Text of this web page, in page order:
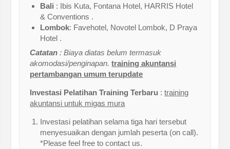
Bali : Ibis Kuta, Fontana Hotel, HARRIS Hotel
& Conventions .
Lombok: Favehotel, Novotel Lombok, D Praya
Hotel .
Catatan: Biaya diatas belum termasuk
akomodasi/penginapan.training akuntansi
pertambangan umum terupdate
Investasi Pelatihan Training Terbaru :training
akuntansi untuk migas mura
Investasi pelatihan selama tiga hari tersebut
menyesuaikan dengan jumlah peserta (on call).
*Please feel free to contact us.